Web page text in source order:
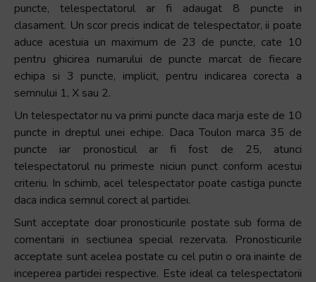
puncte, telespectatorul ar fi adaugat 8 puncte in
clasament. Un scor precis indicat de telespectator, ii poate
aduce acestuia un maximum de 23 de puncte, cate 10
pentru ghicirea numarului de puncte marcat de fiecare
echipa si 3 puncte, implicit, pentru indicarea corecta a
semnului 1, X sau 2.
Un telespectator nu va primi puncte daca marja este de 10
puncte in dreptul unei echipe. Daca Toulon marca 35 de
puncte iar pronosticul ar fi fost de 25, atunci
telespectatorul nu primeste niciun punct conform acestui
criteriu. In schimb, acel telespectator poate castiga puncte
daca indica semnul corect al partidei.
Sunt acceptate doar pronosticurile postate sub forma de
comentarii in sectiunea special rezervata. Pronosticurile
acceptate sunt acelea postate cu cel putin o ora inainte de
inceperea partidei respective. Este ideal ca telespectatorii